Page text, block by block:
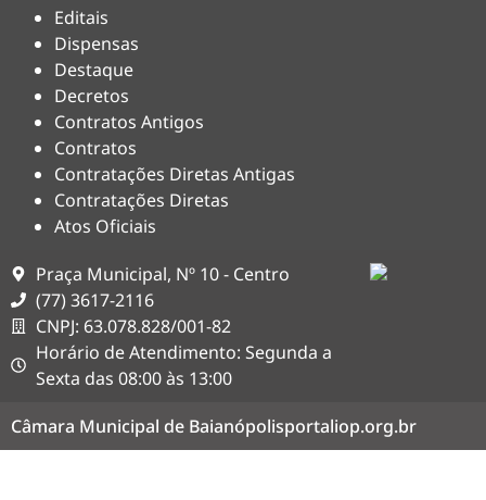
Editais
Dispensas
Destaque
Decretos
Contratos Antigos
Contratos
Contratações Diretas Antigas
Contratações Diretas
Atos Oficiais
Praça Municipal, Nº 10 - Centro
(77) 3617-2116
CNPJ: 63.078.828/001-82
Horário de Atendimento: Segunda a
Sexta das 08:00 às 13:00
Câmara Municipal de Baianópolisportaliop.org.br